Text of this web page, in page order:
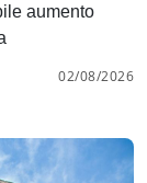
aumento
02/08/2026